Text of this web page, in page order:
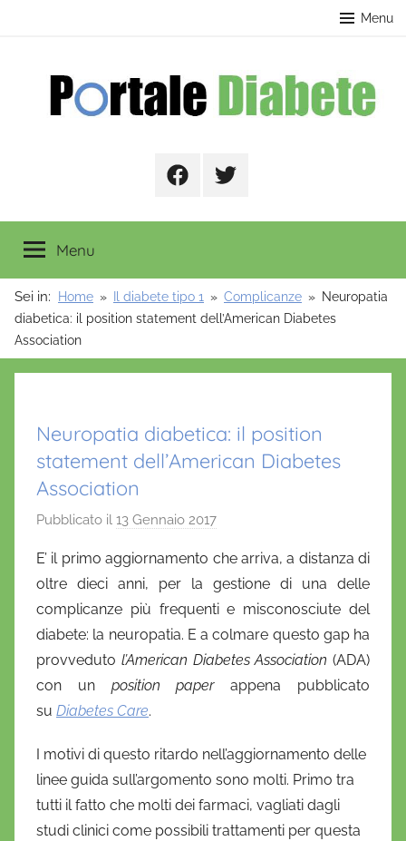
Menu
FacebookTwitter
Menu
Sei in: Home Il diabete tipo 1 Complicanze
Neuropatia
diabetica: il position statement dell’American Diabetes
Association
Neuropatia diabetica: il position
statement dell’American Diabetes
Association
Pubblicato il 13 Gennaio 2017
D
a
n
i
e
'
O
n
o
E’ il primo aggiornamento che arriva, a distanza di
oltre dieci anni, per la gestione di una delle
complicanze più frequenti e misconosciute del
diabete: la neuropatia. E a colmare questo gap ha
provveduto l’American Diabetes Association (ADA)
con un position paperappena pubblicato
su Diabetes Care.
I motivi di questo ritardo nell’aggiornamento delle
linee guida sull’argomento sono molti. Primo tra
tutti il fatto che molti dei farmaci, vagliati dagli
studi clinici come possibili trattamenti per questa